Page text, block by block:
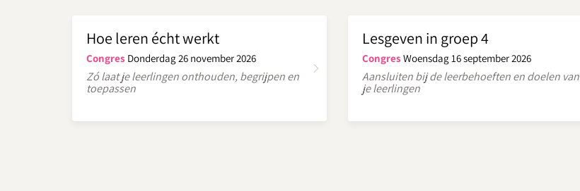
Hoe leren écht werkt
Congres Donderdag 26 november 2026
Zó laat je leerlingen onthouden, begrijpen en
toepassen
Lesgeven in groep 4
Congres Woensdag 16 september 2026
Aansluiten bij de leerbehoeften en doelen van
je leerlingen